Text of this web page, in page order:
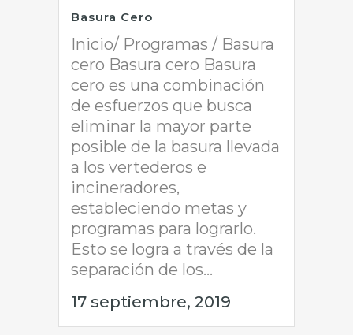
Basura Cero
Inicio/ Programas / Basura
cero Basura cero Basura
cero es una combinación
de esfuerzos que busca
eliminar la mayor parte
posible de la basura llevada
a los vertederos e
incineradores,
estableciendo metas y
programas para lograrlo.
Esto se logra a través de la
separación de los...
17 septiembre, 2019